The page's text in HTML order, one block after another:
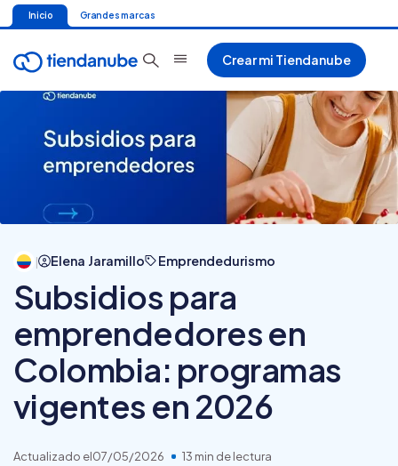
Inicio Grandes marcas
Crear mi Tiendanube
| Elena Jaramillo Emprendedurismo
Subsidios para
emprendedores en
Colombia: programas
vigentes en 2026
Actualizado el07/05/2026 13 min de lectura